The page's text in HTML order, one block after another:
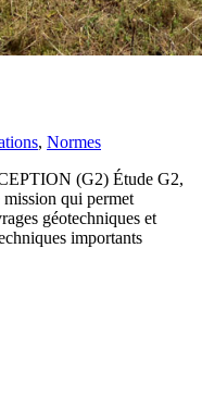
, Normes
(G2) Étude G2,
mission qui permet
géotechniques et
importants